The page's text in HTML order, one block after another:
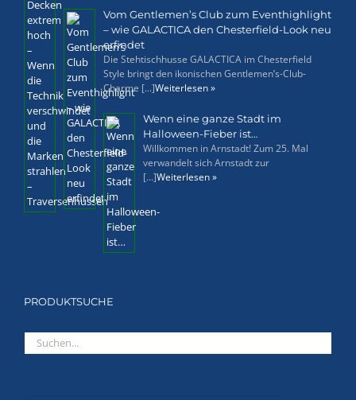
Vom Gentlemen’s Club zum Eventhighlight
– wie GALACTICA den Chesterfield-Look neu
erfindet
Die Stehtischhusse GALACTICA im Chesterfield
Style bringt den ikonischen Gentlemen’s-Club-
Charme [...]Weiterlesen »
Wenn eine ganze Stadt im
Halloween-Fieber ist…
Willkommen in Arnstadt! Zum 25. Mal
verwandelt sich Arnstadt zur
[...]Weiterlesen »
PRODUKTSUCHE